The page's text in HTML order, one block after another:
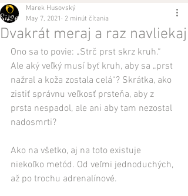
Dvakrát meraj a raz navliekaj
Marek Husovský
May 7, 2021
2 minút čítania
Ono sa to povie: „Strč prst skrz kruh.“
Ale aký veľký musí byť kruh, aby sa „prst
nažral a koža zostala celá“? Skrátka, ako
zistiť správnu veľkosť prsteňa, aby z
prsta nespadol, ale ani aby tam nezostal
nadosmrti?
Ako na všetko, aj na toto existuje
niekoľko metód. Od veľmi jednoduchých,
až po trochu adrenalínové.